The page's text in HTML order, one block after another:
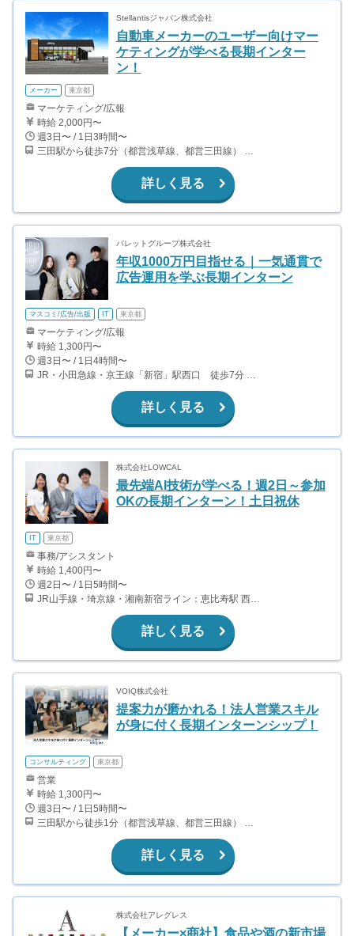
Stellantisジャパン株式会社
自動車メーカーのユーザー向けマー
ケティングが学べる長期インター
ン！
メーカー 東京都
マーケティング/広報
時給 2,000円〜
週3日〜 / 1日3時間〜
三田駅から徒歩7分（都営浅草線、都営三田線） 田町駅から徒歩9分（山手線、京浜東北線）
詳しく見る
バレットグループ株式会社
年収1000万円目指せる｜一気通貫で
広告運用を学ぶ長期インターン
マスコミ/広告/出版 IT 東京都
マーケティング/広報
時給 1,300円〜
週3日〜 / 1日4時間〜
JR・小田急線・京王線「新宿」駅西口 徒歩7分 東京メトロ丸ノ内線「西新宿」駅2番出口 徒歩4分 都営地下鉄大江戸線「都庁前」駅B2出口 徒歩3分
詳しく見る
株式会社LOWCAL
最先端AI技術が学べる！週2日～参加
OKの長期インターン！土日祝休
IT 東京都
事務/アシスタント
時給 1,400円〜
週2日〜 / 1日5時間〜
JR山手線・埼京線・湘南新宿ライン：恵比寿駅 西口から徒歩3分 東京メトロ日比谷線：恵比寿駅 4番出口から徒歩1分
詳しく見る
VOIQ株式会社
提案力が磨かれる！法人営業スキル
が身に付く長期インターンシップ！
コンサルティング 東京都
営業
時給 1,300円〜
週3日〜 / 1日5時間〜
詳しく見る
株式会社アレグレス
【メーカー×商社】食品や酒の新市場